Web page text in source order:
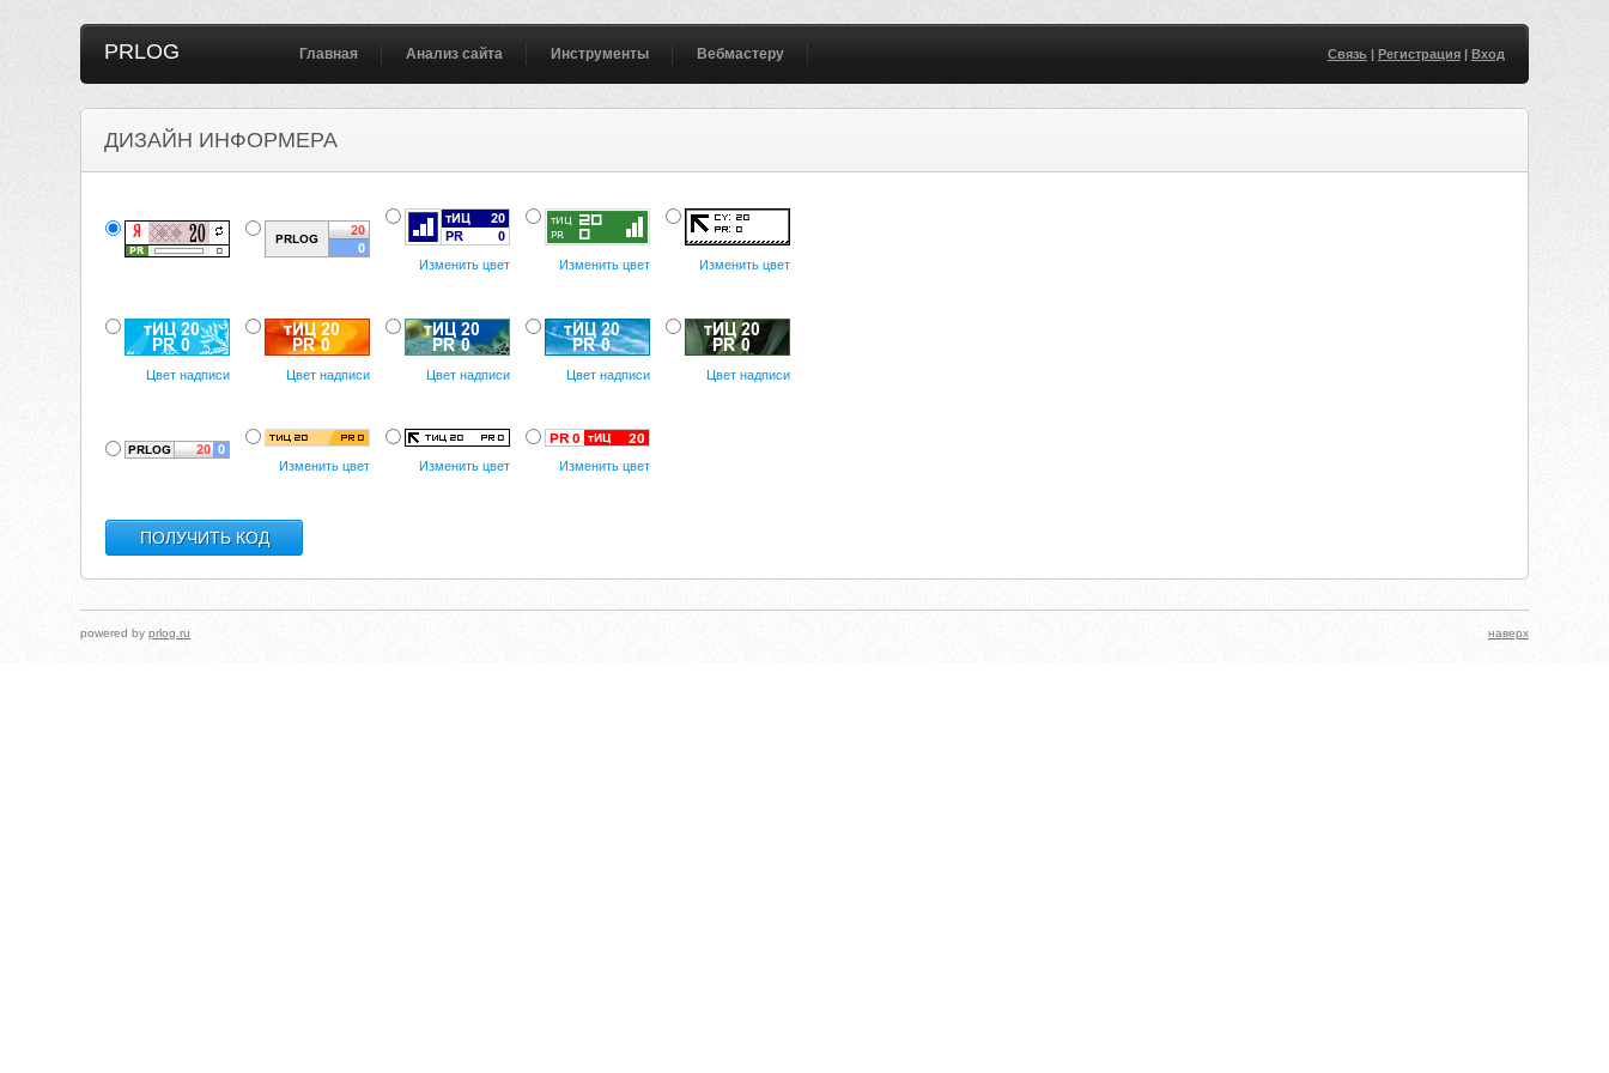
PRLOG Главная Анализ сайта Инструменты Вебмастеру Связь| Регистрация| Вход
ДИЗАЙН ИНФОРМЕРА
Изменить цвет Изменить цвет Изменить цвет
Цвет надписи Цвет надписи Цвет надписи Цвет надписи Цвет надписи
Изменить цвет Изменить цвет Изменить цвет
powered byprlog.ru наверх